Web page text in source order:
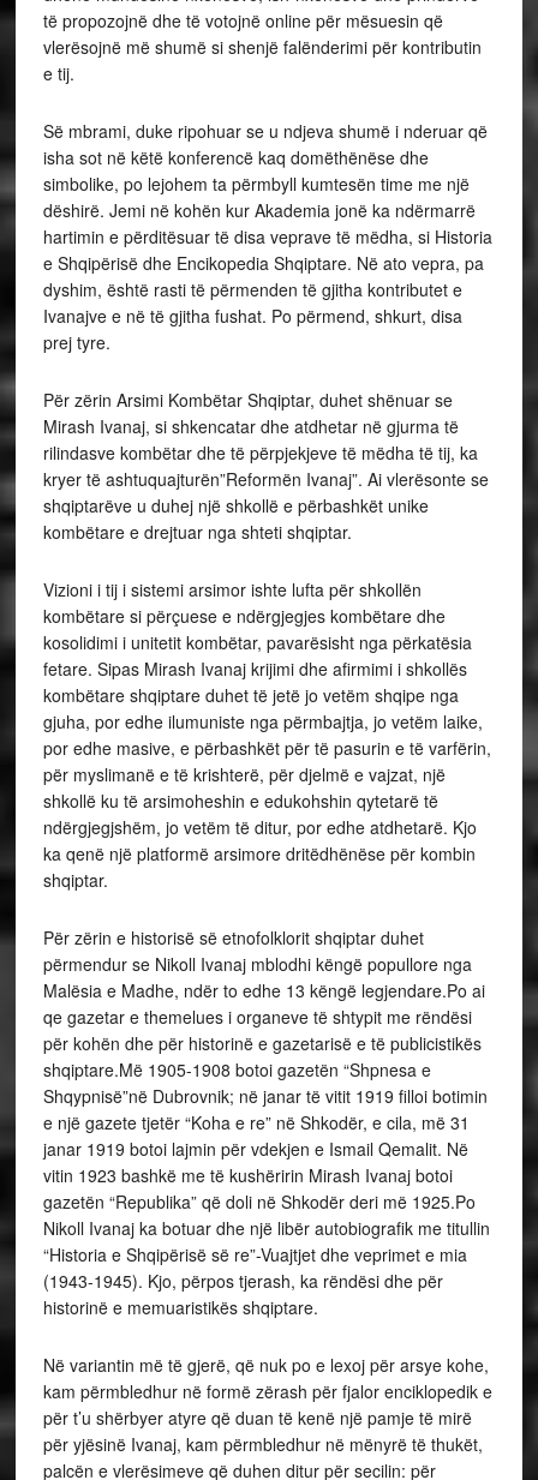
të propozojnë dhe të votojnë online për mësuesin që
vlerësojnë më shumë si shenjë falënderimi për kontributin
e tij.
Së mbrami, duke ripohuar se u ndjeva shumë i nderuar që
isha sot në këtë konferencë kaq domëthënëse dhe
simbolike, po lejohem ta përmbyll kumtesën time me një
dëshirë. Jemi në kohën kur Akademia jonë ka ndërmarrë
hartimin e përditësuar të disa veprave të mëdha, si Historia
e Shqipërisë dhe Encikopedia Shqiptare. Në ato vepra, pa
dyshim, është rasti të përmenden të gjitha kontributet e
Ivanajve e në të gjitha fushat. Po përmend, shkurt, disa
prej tyre.
Për zërin Arsimi Kombëtar Shqiptar, duhet shënuar se
Mirash Ivanaj, si shkencatar dhe atdhetar në gjurma të
rilindasve kombëtar dhe të përpjekjeve të mëdha të tij, ka
kryer të ashtuquajturën”Reformën Ivanaj”. Ai vlerësonte se
shqiptarëve u duhej një shkollë e përbashkët unike
kombëtare e drejtuar nga shteti shqiptar.
Vizioni i tij i sistemi arsimor ishte lufta për shkollën
kombëtare si përçuese e ndërgjegjes kombëtare dhe
kosolidimi i unitetit kombëtar, pavarësisht nga përkatësia
fetare. Sipas Mirash Ivanaj krijimi dhe afirmimi i shkollës
kombëtare shqiptare duhet të jetë jo vetëm shqipe nga
gjuha, por edhe ilumuniste nga përmbajtja, jo vetëm laike,
por edhe masive, e përbashkët për të pasurin e të varfërin,
për myslimanë e të krishterë, për djelmë e vajzat, një
shkollë ku të arsimoheshin e edukohshin qytetarë të
ndërgjegjshëm, jo vetëm të ditur, por edhe atdhetarë. Kjo
ka qenë një platformë arsimore dritëdhënëse për kombin
shqiptar.
Për zërin e historisë së etnofolklorit shqiptar duhet
përmendur se Nikoll Ivanaj mblodhi këngë popullore nga
Malësia e Madhe, ndër to edhe 13 këngë legjendare.Po ai
qe gazetar e themelues i organeve të shtypit me rëndësi
për kohën dhe për historinë e gazetarisë e të publicistikës
shqiptare.Më 1905-1908 botoi gazetën “Shpnesa e
Shqypnisë”në Dubrovnik; në janar të vitit 1919 filloi botimin
e një gazete tjetër “Koha e re” në Shkodër, e cila, më 31
janar 1919 botoi lajmin për vdekjen e Ismail Qemalit. Në
vitin 1923 bashkë me të kushëririn Mirash Ivanaj botoi
gazetën “Republika” që doli në Shkodër deri më 1925.Po
Nikoll Ivanaj ka botuar dhe një libër autobiografik me titullin
“Historia e Shqipërisë së re”-Vuajtjet dhe veprimet e mia
(1943-1945). Kjo, përpos tjerash, ka rëndësi dhe për
historinë e memuaristikës shqiptare.
Në variantin më të gjerë, që nuk po e lexoj për arsye kohe,
kam përmbledhur në formë zërash për fjalor enciklopedik e
për t’u shërbyer atyre që duan të kenë një pamje të mirë
për yjësinë Ivanaj, kam përmbledhur në mënyrë të thukët,
palcën e vlerësimeve që duhen ditur për secilin: për